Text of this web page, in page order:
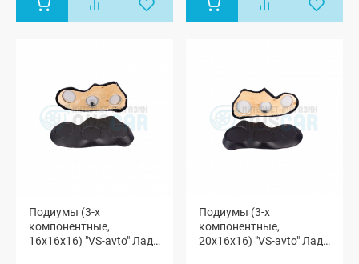
Подиумы (3-х
компонентные,
16x16x16) "VS-avto" Лада
Подиумы (3-х
компонентные,
20x16x16) "VS-avto" Лада